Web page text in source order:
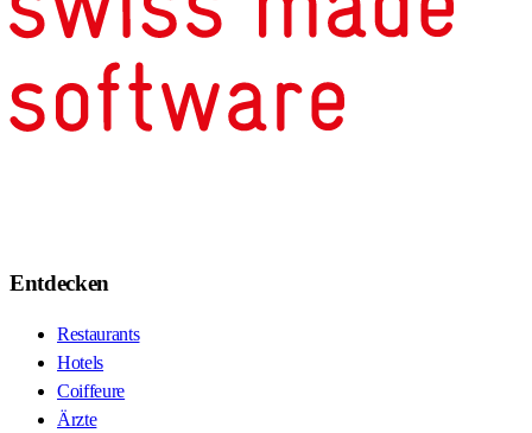
Entdecken
Restaurants
Hotels
Coiffeure
Ärzte